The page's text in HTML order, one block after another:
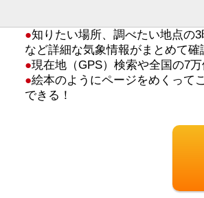
●知りたい場所、調べたい地点の
など詳細な気象情報がまとめて確
●現在地（GPS）検索や全国の7
●絵本のようにページをめくって
できる！